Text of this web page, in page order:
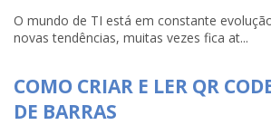
O mundo de TI está em constante
novas tendências, muitas vezes fica at...
COMO CRIAR E LER QR
DE BARRAS